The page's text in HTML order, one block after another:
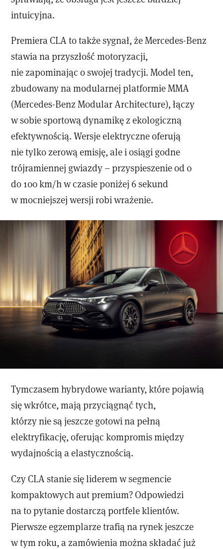
intuicyjna.
Premiera CLA to także sygnał, że Mercedes-Benz
stawia na przyszłość motoryzacji,
nie zapominając o swojej tradycji. Model ten,
zbudowany na modularnej platformie MMA
(Mercedes-Benz Modular Architecture), łączy
w sobie sportową dynamikę z ekologiczną
efektywnością. Wersje elektryczne oferują
nie tylko zerową emisję, ale i osiągi godne
trójramiennej gwiazdy – przyspieszenie od 0
do 100 km/h w czasie poniżej 6 sekund
w mocniejszej wersji robi wrażenie.
Tymczasem hybrydowe warianty, które pojawią
się wkrótce, mają przyciągnąć tych,
którzy nie są jeszcze gotowi na pełną
elektryfikację, oferując kompromis między
wydajnością a elastycznością.
Czy CLA stanie się liderem w segmencie
kompaktowych aut premium? Odpowiedzi
na to pytanie dostarczą portfele klientów.
Pierwsze egzemplarze trafią na rynek jeszcze
w tym roku, a zamówienia można składać już